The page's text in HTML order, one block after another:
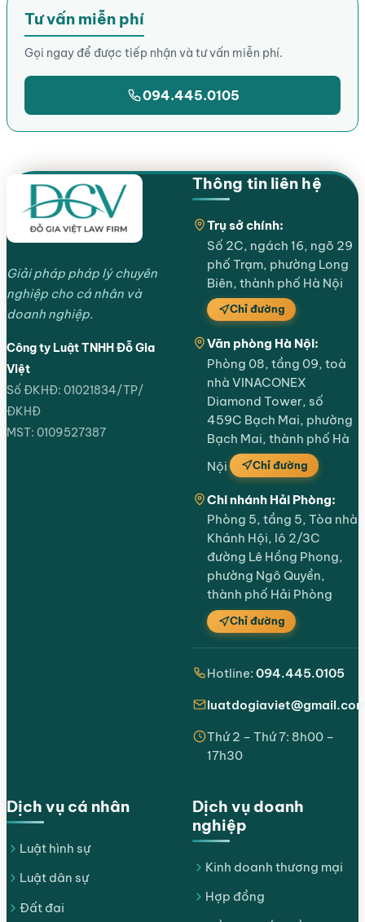
Tư vấn miễn phí
Gọi ngay để được tiếp nhận và tư vấn miễn phí.
094.445.0105
Giải pháp pháp lý chuyên
nghiệp cho cá nhân và
doanh nghiệp.
Công ty Luật TNHH Đỗ Gia
Việt
Số ĐKHĐ: 01021834/TP/
ĐKHĐ
MST: 0109527387
Dịch vụ cá nhân
Luật hình sự
Luật dân sự
Đất đai
Dịch vụ doanh
nghiệp
Kinh doanh thương mại
Hợp đồng
Thông tin liên hệ
Trụ sở chính:
Số 2C, ngách 16, ngõ 29
phố Trạm, phường Long
Biên, thành phố Hà Nội
Chỉ đường
Văn phòng Hà Nội:
Phòng 08, tầng 09, toà
nhà VINACONEX
Diamond Tower, số
459C Bạch Mai, phường
Bạch Mai, thành phố Hà
Nội
Chỉ đường
Chi nhánh Hải Phòng:
Phòng 5, tầng 5, Tòa nhà
Khánh Hội, lô 2/3C
đường Lê Hồng Phong,
phường Ngô Quyền,
thành phố Hải Phòng
Chỉ đường
Hotline: 094.445.0105
Thứ 2 – Thứ 7: 8h00 –
17h30